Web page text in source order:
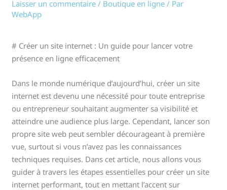
Laisser un commentaire / Boutique en ligne / Par
WebApp
# Créer un site internet : Un guide pour lancer votre
présence en ligne efficacement
Dans le monde numérique d’aujourd’hui, créer un site
internet est devenu une nécessité pour toute entreprise
ou entrepreneur souhaitant augmenter sa visibilité et
atteindre une audience plus large. Cependant, lancer son
propre site web peut sembler décourageant à première
vue, surtout si vous n’avez pas les connaissances
techniques requises. Dans cet article, nous allons vous
guider à travers les étapes essentielles pour créer un site
internet performant, tout en mettant l’accent sur